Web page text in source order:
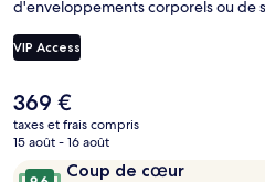
d'enveloppements corporels ou de
bars/lounges, une piscine couverte
Les autres voyageurs ne tarissent
situe à une très courte distance à
Station de métro Sýntagma se
Akrópoli, à 8 min.
VIP Access
Le
prix
actuel
de
369 €
taxes et frais compris
15 août - 16 août
Avis
Coup de cœur
9,6